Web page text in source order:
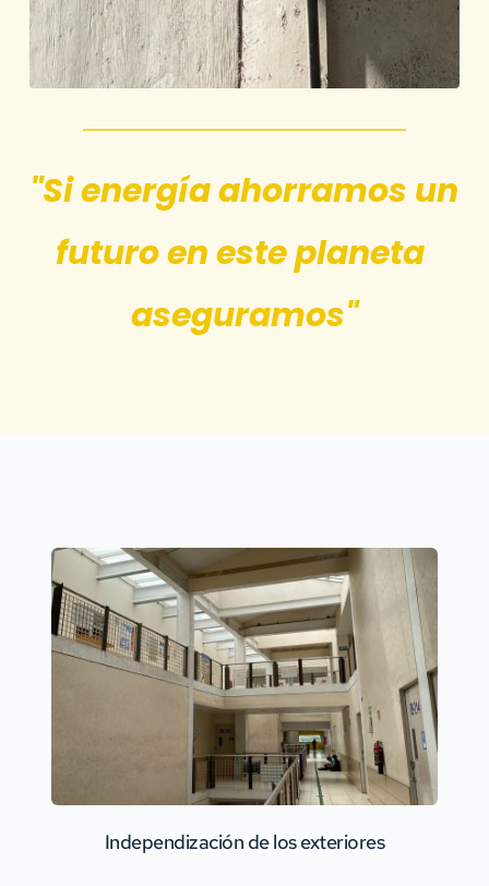
"Si energía ahorramos un
futuro en este planeta
aseguramos"
Independización de los exteriores